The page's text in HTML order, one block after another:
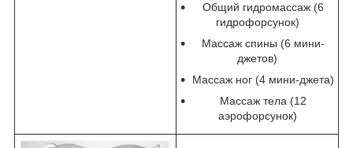
Общий гидромассаж (6
гидрофорсунок)
Массаж спины (6 мини-
джетов)
Массаж ног (4 мини-джета)
Массаж тела (12
аэрофорсунок)